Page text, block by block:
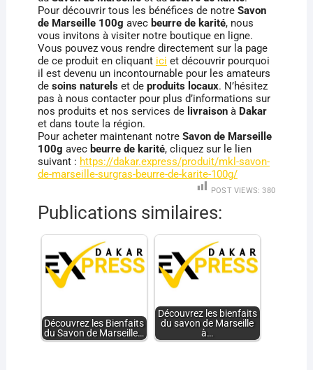
Pour découvrir tous les bénéfices de notre Savon
de Marseille 100g avec beurre de karité, nous
vous invitons à visiter notre boutique en ligne.
Vous pouvez vous rendre directement sur la page
de ce produit en cliquant ici et découvrir pourquoi
il est devenu un incontournable pour les amateurs
de soins naturelset de produits locaux. N’hésitez
pas à nous contacter pour plus d’informations sur
nos produits et nos services de livraisonà Dakar
et dans toute la région.
Pour acheter maintenant notre Savon de Marseille
100g avec beurre de karité, cliquez sur le lien
suivant : https://dakar.express/produit/mkl-savon-
de-marseille-surgras-beurre-de-karite-100g/
POST VIEWS: 380
Publications similaires:
Découvrez les Bienfaits
du Savon de Marseille…
Découvrez les bienfaits
du savon de Marseille
à…